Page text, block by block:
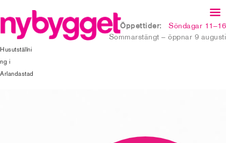
Husutställni
ng i
Arlandastad
Öppettider:
Söndagar 11–16
Sommarstängt – öppnar 9 augusti